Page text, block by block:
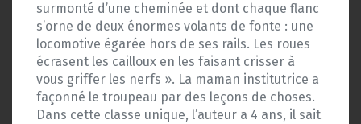
surmonté d’une cheminée et dont chaque flanc
s’orne de deux énormes volants de fonte : une
locomotive égarée hors de ses rails. Les roues
écrasent les cailloux en les faisant crisser à
vous griffer les nerfs ». La maman institutrice a
façonné le troupeau par des leçons de choses.
Dans cette classe unique, l’auteur a 4 ans, il sait